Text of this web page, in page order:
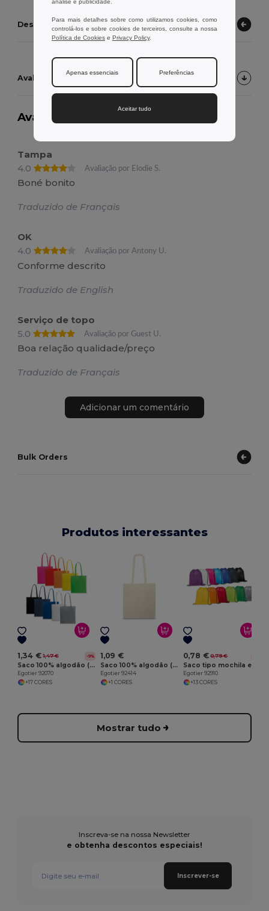
Descubra outros produtos
Avaliações de Clientes do Produto
Avaliação:
Tampa
4.0
Avaliação por Elodie S.
Boné bonito
Traduzido de Français
OK
4.0
Avaliação por Antony U.
Conforme descrito
Traduzido de English
Serviço de topo
5.0
Avaliação por Guest U.
Boa relação qualidade/preço
Traduzido de Français
Adicionar um comentário
Bulk Orders
Produtos interessantes
1,34 € 1,47 € -9%
Saco 100% algodão (140 g/m²)
Egotier 92070
+17 CORES
1,09 €
Saco 100% algodão (100 g/m²)
Egotier 92414
+1 CORES
0,78 € 0,79 €
Saco tipo mochila em 210D com cordões em preto
Egotier 92910
+13 CORES
Mostrar tudo
Inscreva-se na nossa Newsletter
e obtenha descontos especiais!
Inscrever-se
análise e publicidade.
Para mais detalhes sobre como utilizamos cookies, como
controlá-los e sobre cookies de terceiros, consulte a nossa
Política de Cookies e Privacy Policy.
Apenas essenciais Preferências
Aceitar tudo